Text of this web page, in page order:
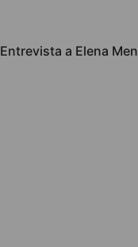
Entrevista a Elena